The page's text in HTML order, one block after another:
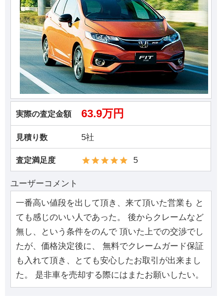
実際の査定金額 63.9万円
見積り数 5社
査定満足度 5
ユーザーコメント
一番高い値段を出して頂き、来て頂いた営業も と
ても感じのいい人であった。 後からクレームなど
無し、という条件をのんで 頂いた上での交渉でし
たが、価格決定後に、 無料でクレームガード保証
も入れて頂き、とても安心したお取引が出来まし
た。 是非車を売却する際にはまたお願いしたい。